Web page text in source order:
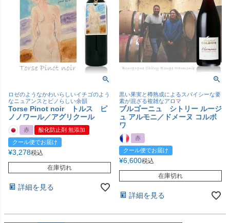
ロゼのようなかわいらしいイチゴのよう
なニュアンスとピノらしい余韻
Torse Pinot noir トルス ピ
ノノワール／アグリクール
赤
酸化防止剤 無添加
クール便でお届け
¥3,278税込
在庫切れ
詳細を見る
黒い果実と樽熟成によるスパイシーな要
素が混ざる複雑なアロマ
ブルゴーニュ シトリー ルージ
ュ アルモニ／ドメーヌ コルボ
ワ
赤
クール便でお届け
¥6,600税込
在庫切れ
詳細を見る